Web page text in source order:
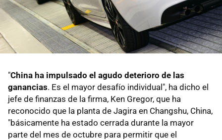
"China ha impulsado el agudo deterioro de las
ganancias. Es el mayor desafío individual", ha dicho el
jefe de finanzas de la firma, Ken Gregor, que ha
reconocido que la planta de Jagira en Changshu, China,
"básicamente ha estado cerrada durante la mayor
parte del mes de octubre para permitir que el